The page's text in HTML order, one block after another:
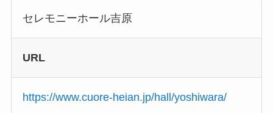
セレモニーホール吉原
URL
https://www.cuore-heian.jp/hall/yoshiwara/